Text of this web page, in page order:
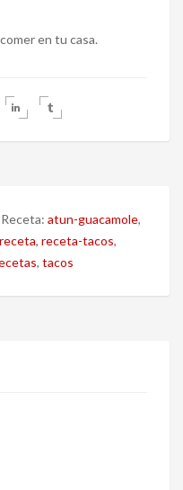
en tu casa.
atun-guacamole,
receta, receta-tacos,
, tacos